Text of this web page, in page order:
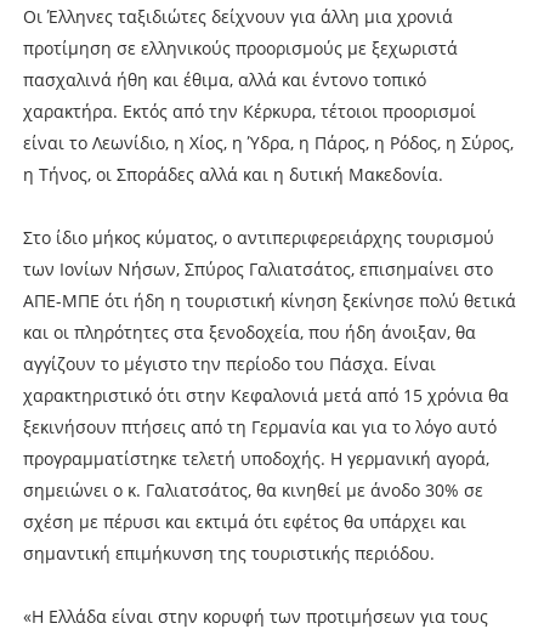
Οι Έλληνες ταξιδιώτες δείχνουν για άλλη μια χρονιά
προτίμηση σε ελληνικούς προορισμούς με ξεχωριστά
πασχαλινά ήθη και έθιμα, αλλά και έντονο τοπικό
χαρακτήρα. Εκτός από την Κέρκυρα, τέτοιοι προορισμοί
είναι το Λεωνίδιο, η Χίος, η Ύδρα, η Πάρος, η Ρόδος, η Σύρος,
η Τήνος, οι Σποράδες αλλά και η δυτική Μακεδονία.
Στο ίδιο μήκος κύματος, ο αντιπεριφερειάρχης τουρισμού
των Ιονίων Νήσων, Σπύρος Γαλιατσάτος, επισημαίνει στο
ΑΠΕ-ΜΠΕ ότι ήδη η τουριστική κίνηση ξεκίνησε πολύ θετικά
και οι πληρότητες στα ξενοδοχεία, που ήδη άνοιξαν, θα
αγγίζουν το μέγιστο την περίοδο του Πάσχα. Είναι
χαρακτηριστικό ότι στην Κεφαλονιά μετά από 15 χρόνια θα
ξεκινήσουν πτήσεις από τη Γερμανία και για το λόγο αυτό
προγραμματίστηκε τελετή υποδοχής. Η γερμανική αγορά,
σημειώνει ο κ. Γαλιατσάτος, θα κινηθεί με άνοδο 30% σε
σχέση με πέρυσι και εκτιμά ότι εφέτος θα υπάρχει και
σημαντική επιμήκυνση της τουριστικής περιόδου.
«Η Ελλάδα είναι στην κορυφή των προτιμήσεων για τους